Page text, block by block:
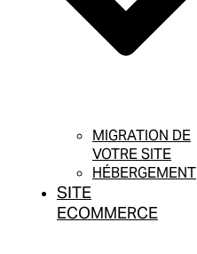
MIGRATION DE
VOTRE SITE
HÉBERGEMENT
SITE
ECOMMERCE